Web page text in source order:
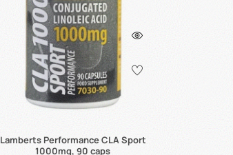
Lamberts Performance CLA Sport
1000mg, 90 caps